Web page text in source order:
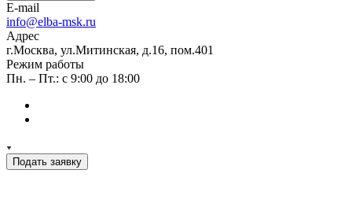
E-mail
info@elba-msk.ru
Адрес
г.Москва, ул.Митинская, д.16, пом.401
Режим работы
Пн. – Пт.: с 9:00 до 18:00
Подать заявку